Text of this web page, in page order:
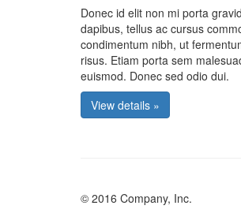
Donec id elit non mi porta
dapibus, tellus ac cursus
condimentum nibh, ut
risus. Etiam porta sem
euismod. Donec sed odio dui.
View details »
© 2016 Company, Inc.